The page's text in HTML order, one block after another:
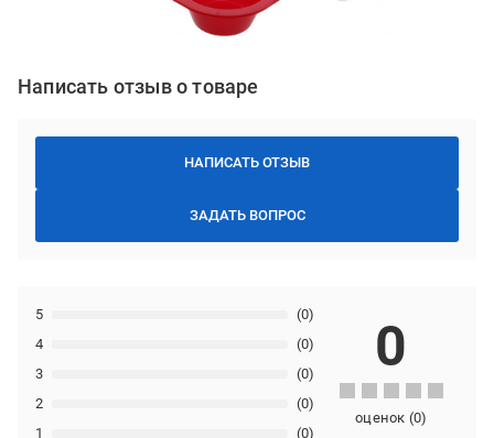
Написать отзыв о товаре
НАПИСАТЬ ОТЗЫВ
ЗАДАТЬ ВОПРОС
1 (0)
2 (0)
3 (0)
4 (0)
5 (0)
0
оценок (0)